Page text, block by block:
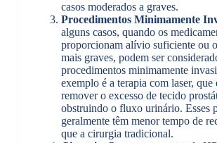
casos moderados a graves.
Procedimentos Minimamente
alguns casos, quando os
proporcionam alívio suficiente ou
mais graves, podem ser
procedimentos minimamente
exemplo é a terapia com laser, que
remover o excesso de tecido
obstruindo o fluxo urinário. Esses
geralmente têm menor tempo de
que a cirurgia tradicional.